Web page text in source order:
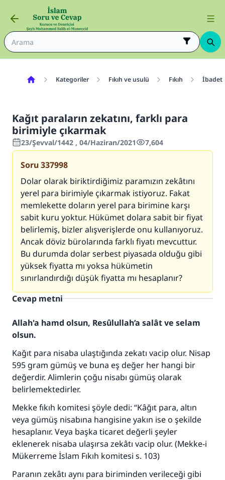
Kategoriler Fıkıh ve usulü Fıkıh
Kağıt paraların zekatını, farklı para
birimiyle çıkarmak
23/Şevval/1442 , 04/Haziran/2021 7,604
Soru337998
Dolar olarak biriktirdiğimiz paramızın zekâtını
yerel para birimiyle çıkarmak istiyoruz. Fakat
memlekette doların yerel para birimine karşı
sabit kuru yoktur. Hükümet dolara sabit bir fiyat
belirlemiş, bizler alışverişlerde onu kullanıyoruz.
Ancak döviz bürolarında farklı fiyatı mevcuttur.
Bu durumda dolar serbest piyasada olduğu gibi
yüksek fiyatta mı yoksa hükümetin
sınırlandırdığı düşük fiyatta mı hesaplanır?
Cevap metni
Allah'a hamd olsun, Resûlullah’a salât ve selam
olsun.
Kağıt para nisaba ulaştığında zekatı vacip olur. Nisap
595 gram gümüş ve buna eş değer her hangi bir
değerdir. Alimlerin çoğu nisabı gümüş olarak
belirlemektedirler.
Mekke fıkıh komitesi şöyle dedi: “Kâğıt para, altın
veya gümüş nisabına hangisine yakın ise o şekilde
hesaplanır. Veya başka ticaret değerli şeyler
eklenerek nisaba ulaşırsa zekâtı vacip olur. (Mekke-i
Mükerreme İslam Fıkıh komitesi s. 103)
Paranın zekâtı aynı para biriminden verileceği gibi